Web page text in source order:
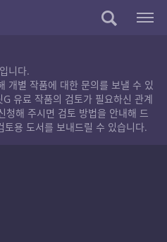
니다.
개별 작품에 대한 문의를 보낼 수 있
유료 작품의 검토가 필요하신 관계
청해 주시면 검토 방법을 안내해 드
용 도서를 보내드릴 수 있습니다.